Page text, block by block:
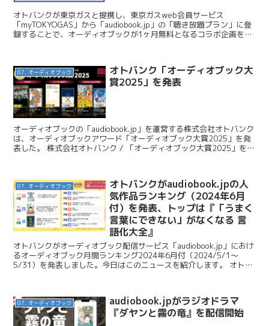
オトバンクが東京ガスと提携し、東京ガスweb会員サービス
「myTOKYOGAS」から「audiobook.jp」の「聴き放題プラン」に登
録することで、オーディオブックが1ヶ月無料となるコラボ企画を4
07. オーディオブック
オトバンク「オーディオブック大
賞2025」を発表
オーディオブックの「audiobook.jp」を運営する株式会社オトバンク
は、オーディオブックアワード「オーディオブック大賞2025」を発
表した。 株式会社オトバンク / 「オーディオブック大賞2025」を発
07. オーディオブック
オトバンクがaudiobook.jpの人
気作品ランキング（2024年6月
付）を発表、トップは『「うまく
言葉にできない」がなくなる 言
語化大全』
オトバンクがオーディオブック配信サービス「audiobook.jp」におけ
るオーディオブック月間ランキング2024年6月付（2024/5/1～
5/31）を発表しました。今日はこのニュースを紹介します。 オトバ
07. オーディオブック
audiobook.jpがラジオドラマ
『ダヤンと霧の竜』を配信開始